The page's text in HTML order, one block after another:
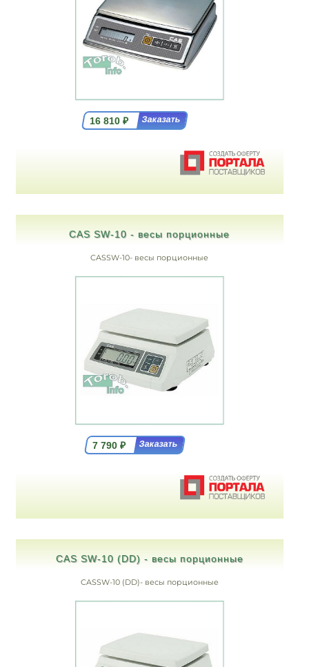
16 810₽
CAS SW-10 - весы порционные
CASSW-10- весы порционные
7 790₽
CAS SW-10 (DD) - весы порционные
CASSW-10 (DD)- весы порционные